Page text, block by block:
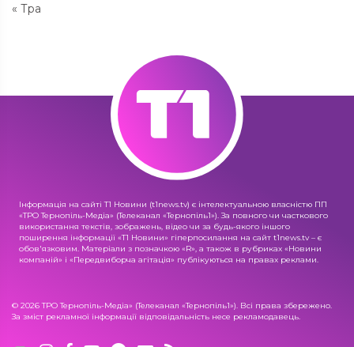
« Тра
Інформація на сайті Т1 Новини (t1news.tv) є інтелектуальною власністю ПП
«ТРО Тернопіль-Медіа» (Телеканал «Тернопіль1»). За повного чи часткового
використання текстів, зображень, відео чи за будь-якого іншого
поширення інформації «Т1 Новини» гіперпосилання на сайт t1news.tv – є
обов'язковим. Матеріали з позначкою «R», а також в рубриках «Новини
компаній» і «Передвиборча агітація» публікуються на правах реклами.
© 2026 ТРО Тернопіль-Медіа» (Телеканал «Тернопіль1»). Всі права збережено.
За зміст рекламної інформації відповідальність несе рекламодавець.